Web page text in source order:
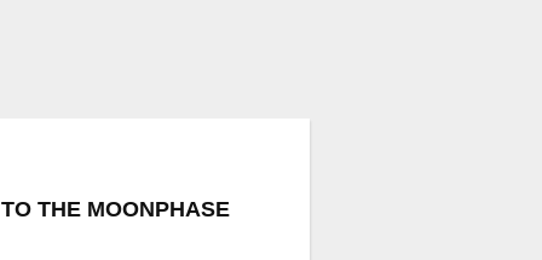
THE MOONPHASE